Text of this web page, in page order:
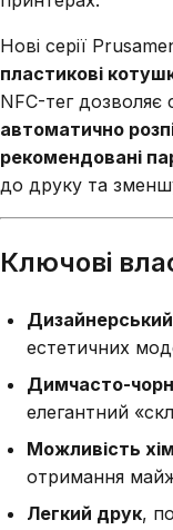
Нові серії
пластикові
NFC-тег
автоматично
рекомендовані
до друку та
Ключові
естетичних
Димчасто-
елегантний
Можливість
отримання
Легкий друк,